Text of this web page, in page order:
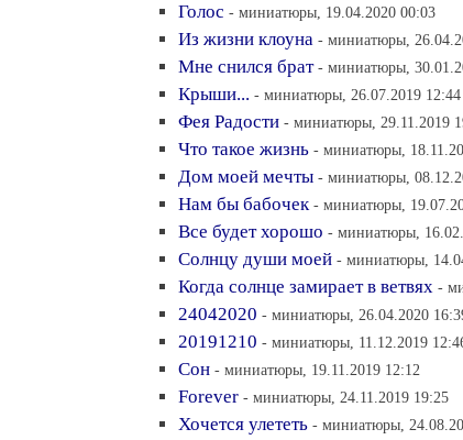
Голос - миниатюры, 19.04.2020 00:03
Из жизни клоуна - миниатюры,
Мне снился брат - миниатюры,
Крыши... - миниатюры, 26.07.2019 12:44
Фея Радости - миниатюры, 29.11.2019
Что такое жизнь - миниатюры,
Дом моей мечты - миниатюры,
Нам бы бабочек - миниатюры,
Все будет хорошо - миниатюры,
Солнцу души моей - миниатюры,
Когда солнце замирает в ветвях -
24042020 - миниатюры, 26.04.2020
20191210 - миниатюры, 11.12.2019
Сон - миниатюры, 19.11.2019 12:12
Forever - миниатюры, 24.11.2019 19:25
Хочется улететь - миниатюры,